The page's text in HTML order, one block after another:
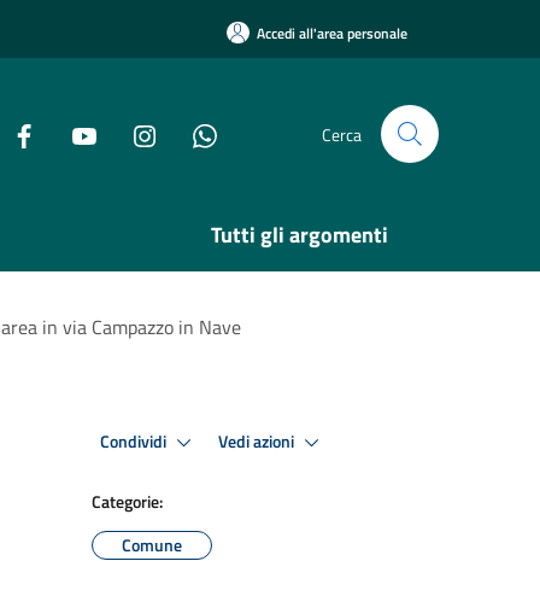
Accedi all'area personale
Cerca
Tutti gli argomenti
in via Campazzo in Nave
Condividi Vedi azioni
Categorie:
Comune